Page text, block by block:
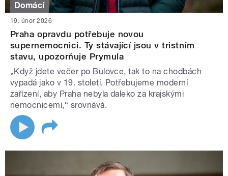
Domácí
19. únor 2026
Praha opravdu potřebuje novou
supernemocnici. Ty stávající jsou v tristním
stavu, upozorňuje Prymula
„Když jdete večer po Bulovce, tak to na chodbách
vypadá jako v 19. století. Potřebujeme moderní
zařízení, aby Praha nebyla daleko za krajskými
nemocnicemi,“ srovnává.